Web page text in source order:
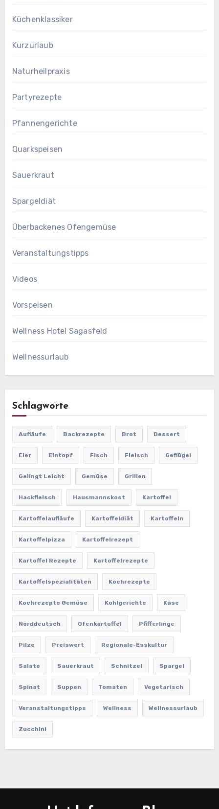
Küchenklassiker
Kurzurlaub
Naturheilpraxis
Partyrezepte
Pfannengerichte
Quarkspeisen
Sauerkraut
Spargeldiät
Überbackenes Ofengemüse
Veranstaltungstipps
Videos
Vorspeisen
Wellness Hotel Sagasfeld
Wellnessurlaub
Schlagworte
Aufläufe Backrezepte Brot Dessert
Eier Eintopf Fisch Fleisch Geflügel
Gelingt Leicht Gemüse Grillen
Hackfleisch Hausmannskost Kartoffel
Kartoffelaufläufe Kartoffeldiät Kartoffeln
Kartoffelpizza Kartoffelrezept
Kartoffel Rezepte Kartoffelrezepte
Kartoffelspezialitäten Kochrezepte
Kochrezepte Gemüse Kohlgerichte Käse
Norddeutsch Ofenkartoffel Pfifferlinge
Pilze Preiswert Regionale-Esskultur
Salate Sauerkraut Schnitzel Spargel
Spinat Suppen Tomaten Vegetarisch
Veranstaltungstipps Wellness Wellnessurlaub
Zucchini